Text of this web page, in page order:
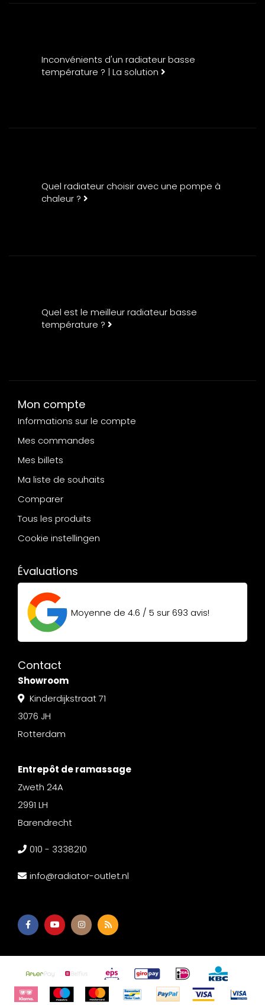
Inconvénients d'un radiateur basse
température ? | La solution
Quel radiateur choisir avec une pompe à
chaleur ?
Quel est le meilleur radiateur basse
température ?
Mon compte
Informations sur le compte
Mes commandes
Mes billets
Ma liste de souhaits
Comparer
Tous les produits
Cookie instellingen
Évaluations
Moyenne de 4.6 / 5 sur693 avis!
Contact
Showroom
Kinderdijkstraat 71
3076 JH
Rotterdam
Entrepôt de ramassage
Zweth 24A
2991 LH
Barendrecht
010 - 3338210
info@radiator-outlet.nl